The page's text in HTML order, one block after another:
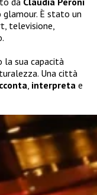
È stato un
televisione,
sua capacità
Una città
, interpreta e